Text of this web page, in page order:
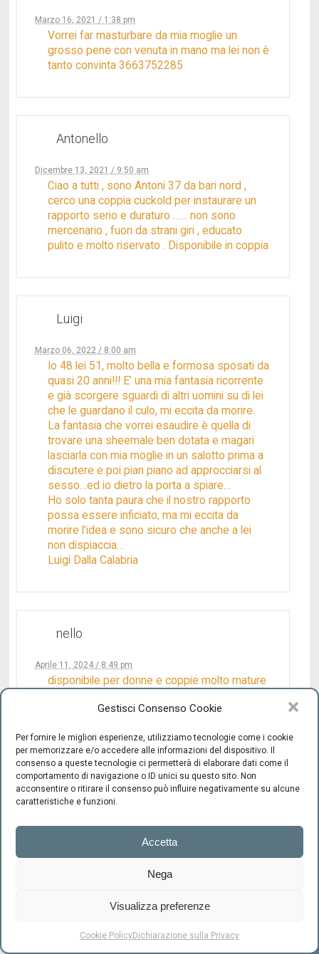
Gestisci Consenso Cookie
Per fornire le migliori esperienze, utilizziamo tecnologie come i cookie
per memorizzare e/o accedere alle informazioni del dispositivo. Il
consenso a queste tecnologie ci permetterà di elaborare dati come il
comportamento di navigazione o ID unici su questo sito. Non
acconsentire o ritirare il consenso può influire negativamente su alcune
caratteristiche e funzioni.
Accetta
Nega
Visualizza preferenze
Cookie PolicyDichiarazione sulla Privacy
Marzo 16, 2021 / 1:38 pm
Vorrei far masturbare da mia moglie un
grosso pene con venuta in mano ma lei non è
tanto convinta 3663752285
Antonello
Dicembre 13, 2021 / 9:50 am
Ciao a tutti , sono Antoni 37 da bari nord ,
cerco una coppia cuckold per instaurare un
rapporto serio e duraturo …… non sono
mercenario , fuori da strani giri , educato
pulito e molto riservato . Disponibile in coppia
Luigi
Marzo 06, 2022 / 8:00 am
Io 48 lei 51, molto bella e formosa sposati da
quasi 20 anni!!! E’ una mia fantasia ricorrente
e già scorgere sguardi di altri uomini su di lei
che le guardano il culo, mi eccita da morire.
La fantasia che vorrei esaudire è quella di
trovare una sheemale ben dotata e magari
lasciarla con mia moglie in un salotto prima a
discutere e poi pian piano ad approcciarsi al
sesso…ed io dietro la porta a spiare…
Ho solo tanta paura che il nostro rapporto
possa essere inficiato, ma mi eccita da
morire l’idea e sono sicuro che anche a lei
non dispiaccia…
Luigi Dalla Calabria
nello
Aprile 11, 2024 / 8:49 pm
disponibile per donne e coppie molto mature
dotato ..349 ***** POSS soddisfare entrambi
Salvofrischi
Vedo. Che l’idea di vedere la propria moglie
scopata appassiona tanti e ci eccita da
morire, chissà perché piace di più vedere
marito scopa un’altra donna, e noi uomini
vedere la moglie scopata da piu cazzi, io non
so se sono fortunato o no perché la mia lo fa
RICHIEDI UN CONSULTO